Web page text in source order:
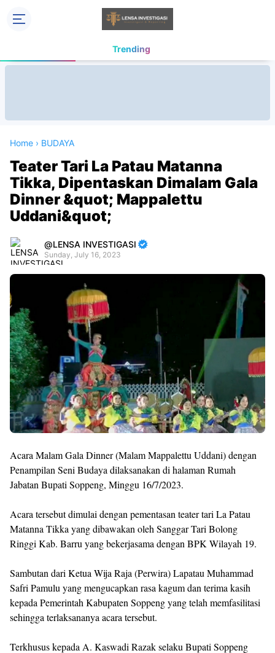
Trending
Home › BUDAYA
Teater Tari La Patau Matanna
Tikka, Dipentaskan Dimalam Gala
Dinner &quot; Mappalettu
Uddani&quot;
LENSA INVESTIGASI
Sunday, July 16, 2023
Premium
By
Raushan
Design
With
Shroff
Templates
Acara Malam Gala Dinner (Malam Mappalettu Uddani) dengan
Penampilan Seni Budaya dilaksanakan di halaman Rumah
Jabatan Bupati Soppeng, Minggu 16/7/2023.
Acara tersebut dimulai dengan pementasan teater tari La Patau
Matanna Tikka yang dibawakan oleh Sanggar Tari Bolong
Ringgi Kab. Barru yang bekerjasama dengan BPK Wilayah 19.
Sambutan dari Ketua Wija Raja (Perwira) Lapatau Muhammad
Safri Pamulu yang mengucapkan rasa kagum dan terima kasih
kepada Pemerintah Kabupaten Soppeng yang telah memfasilitasi
sehingga terlaksananya acara tersebut.
Terkhusus kepada A. Kaswadi Razak selaku Bupati Soppeng